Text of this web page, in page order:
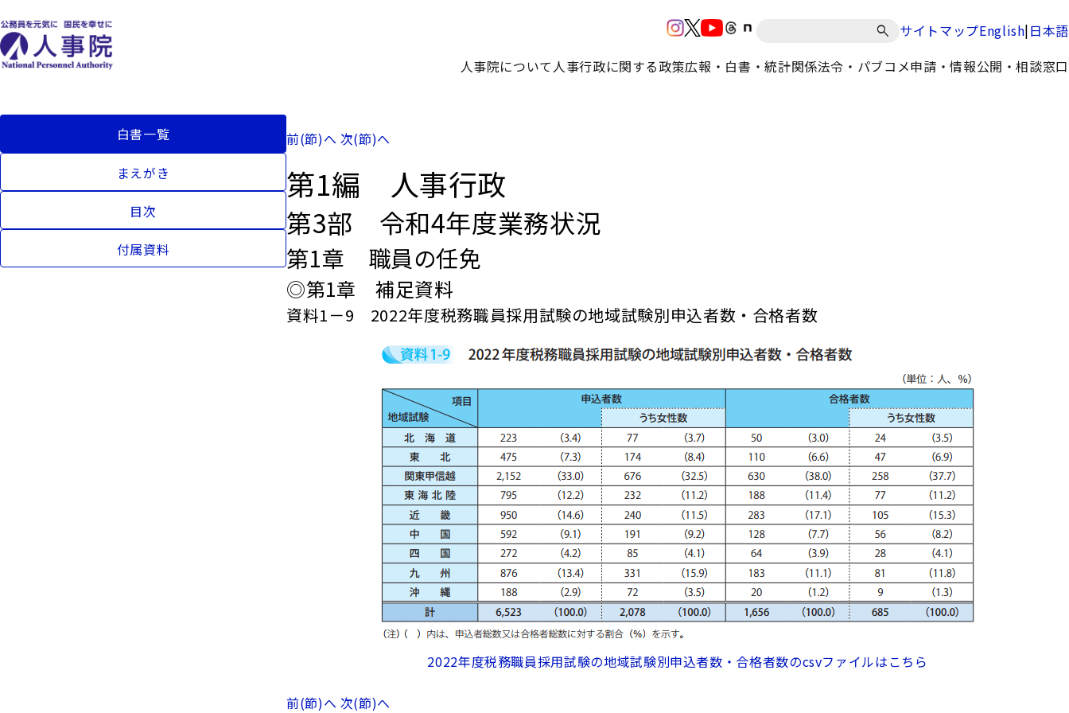
サイトマップEnglish|日本語
人事院について 人事行政に関する政策広報・白書・統計関係法令・パブコメ申請・情報公開・相談窓口
白書一覧
まえがき
目次
付属資料
前(節)へ 次(節)へ
第1編 人事行政
第3部 令和4年度業務状況
第1章 職員の任免
◎第1章 補足資料
資料1－9 2022年度税務職員採用試験の地域試験別申込者数・合格者数
2022年度税務職員採用試験の地域試験別申込者数・合格者数のcsvファイルはこちら
前(節)へ 次(節)へ